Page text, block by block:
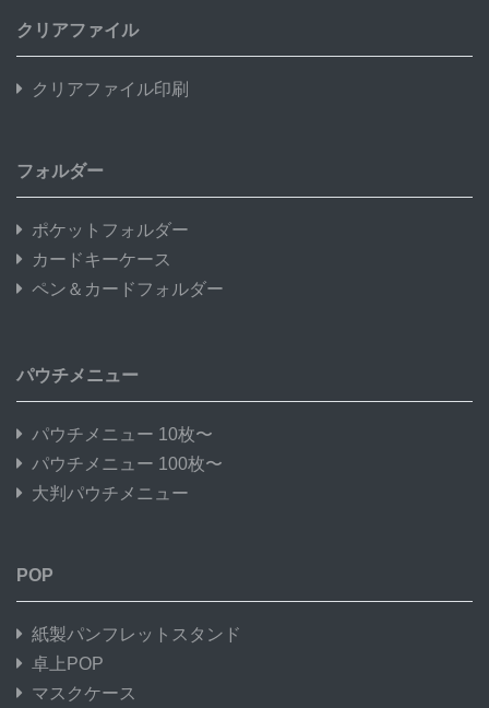
クリアファイル
クリアファイル印刷
フォルダー
ポケットフォルダー
カードキーケース
ペン＆カードフォルダー
パウチメニュー
パウチメニュー 10枚〜
パウチメニュー 100枚〜
大判パウチメニュー
POP
紙製パンフレットスタンド
卓上POP
マスクケース